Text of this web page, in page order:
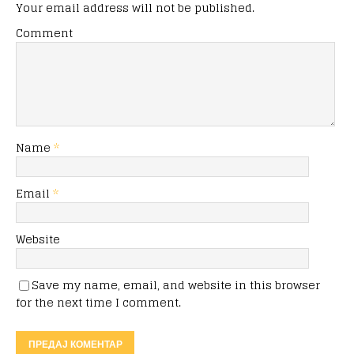
Your email address will not be published.
Comment
Name *
Email *
Website
Save my name, email, and website in this browser
for the next time I comment.